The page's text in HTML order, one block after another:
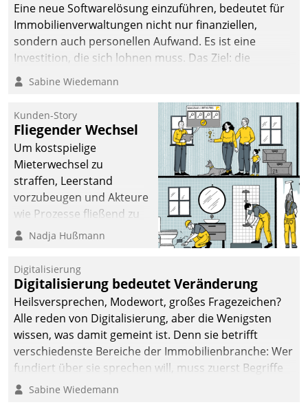
Eine neue Softwarelösung einzuführen, bedeutet für
Immobilienverwaltungen nicht nur finanziellen,
sondern auch personellen Aufwand. Es ist eine
Investition, die sich lohnen muss. Das Ziel: die
nachhaltige Optimierung der Geschäftsabläufe. Damit
dieses Ziel erreicht wird, sollten einige Grundregeln
Sabine Wiedemann
Kunden-Story
Fliegender Wechsel
Um kostspielige
Mieterwechsel zu
straffen, Leerstand
vorzubeugen und Akteure
wie Prozesse fließend zu
vernetzen, nutzt die
Jahresbeginn eine
Überblick, Einsicht und
Eingriff bietende Lösung.
Zur Entwicklung setzte
man auf
Cloudtechnologie,
bewährte und Startup-
agile Projektmethoden.
Nadja Hußmann
Digitalisierung
Digitalisierung bedeutet Veränderung
Heilsversprechen, Modewort, großes Fragezeichen?
Alle reden von Digitalisierung, aber die Wenigsten
wissen, was damit gemeint ist. Denn sie betrifft
verschiedenste Bereiche der Immobilienbranche: Wer
fundiert über sie sprechen will, muss zuerst Begriffe
klären. Ein Aspekt ist die betriebliche Optimierung:
Sabine Wiedemann